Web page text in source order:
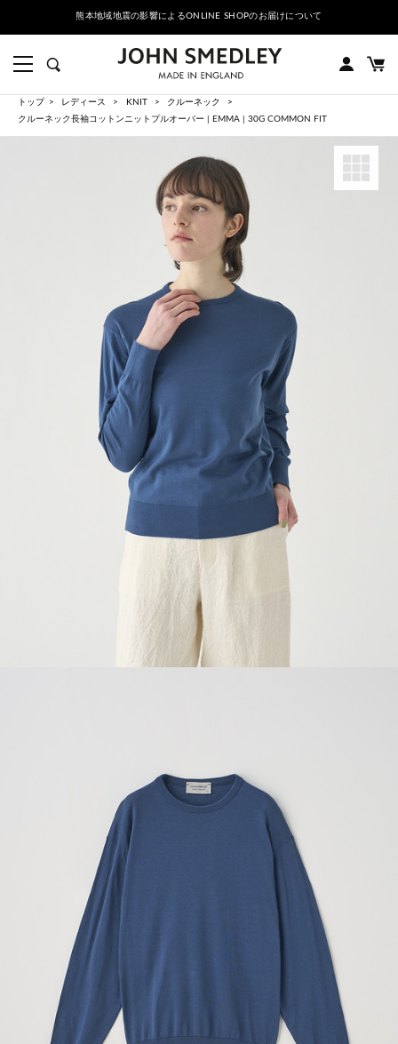
熊本地域地震の影響によるONLINE SHOPのお届けについて
トップ レディース KNIT
クルーネック
クルーネック長袖コットンニットプルオーバー | EMMA | 30G COMMON FIT